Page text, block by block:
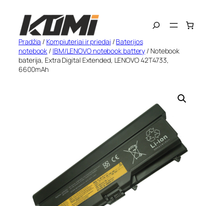
turinio
Search
Pradžia / Kompiuteriai ir priedai /Baterijos
notebook / IBM/LENOVO notebook battery / Notebook
baterija, Extra Digital Extended, LENOVO 42T4733,
6600mAh